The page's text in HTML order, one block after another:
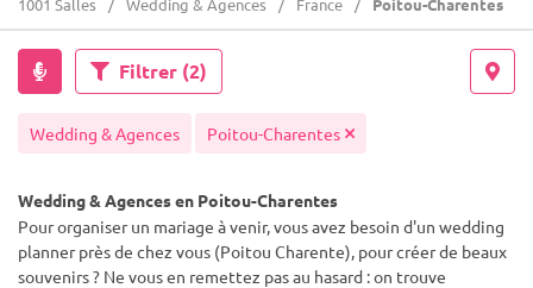
1001 Salles Wedding & Agences France Poitou-Charentes
Filtrer (2)
Wedding & Agences Poitou-Charentes
Wedding & Agences en Poitou-Charentes
Pour organiser un mariage à venir, vous avez besoin d'un wedding
planner près de chez vous (Poitou Charente), pour créer de beaux
souvenirs ? Ne vous en remettez pas au hasard : on trouve